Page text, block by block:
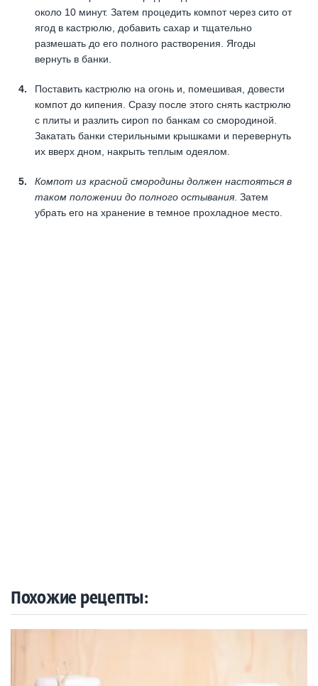
около 10 минут. Затем процедить компот через сито от
ягод в кастрюлю, добавить сахар и тщательно
размешать до его полного растворения. Ягоды
вернуть в банки.
Поставить кастрюлю на огонь и, помешивая, довести
компот до кипения. Сразу после этого снять кастрюлю
с плиты и разлить сироп по банкам со смородиной.
Закатать банки стерильными крышками и перевернуть
их вверх дном, накрыть теплым одеялом.
Компот из красной смородины должен настояться в
таком положении до полного остывания . Затем
убрать его на хранение в темное прохладное место.
Похожие рецепты: